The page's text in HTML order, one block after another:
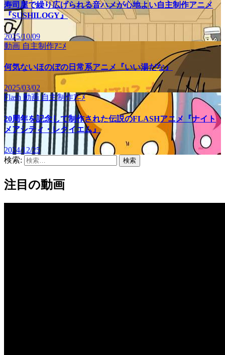
寿司屋で繰り広げられる音ハメが心地よい自主制作アニメ
『SUSHILOGY』
2025/10/09
動画 自主制作ｱﾆﾒ
何気ないほのぼの日常系アニメ『いい湯だな』
2025/03/02
Flash 動画自主制作ｱﾆﾒ
20周年を記念して制作された伝説のFLASHアニメ『ナイト
メアシティ・レクイエム』
2024/12/25
検索:
注目の動画